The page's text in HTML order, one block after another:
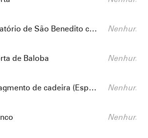
de São Benedito com Menino Jesus Descrição:
Nenhum
de Baloba Descrição:
Nenhum
de cadeira (Espaldar) Descrição:
Nenhum
Descrição:
Nenhum